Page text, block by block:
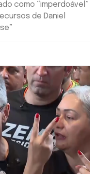
como “imperdoável”
de Daniel